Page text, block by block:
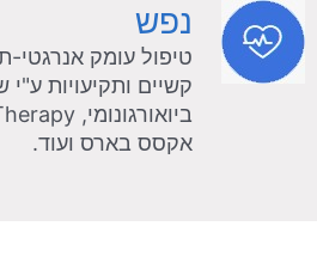
נפש
טיפול עומק
קשיים ותקיעויות ע"י
אקסס בארס ועוד.